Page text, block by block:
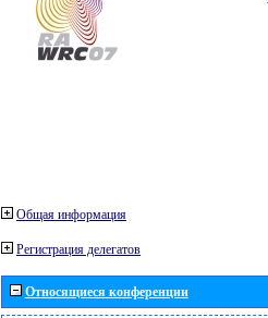
Общая информация
Регистрация делегатов
Относящиеся конференции